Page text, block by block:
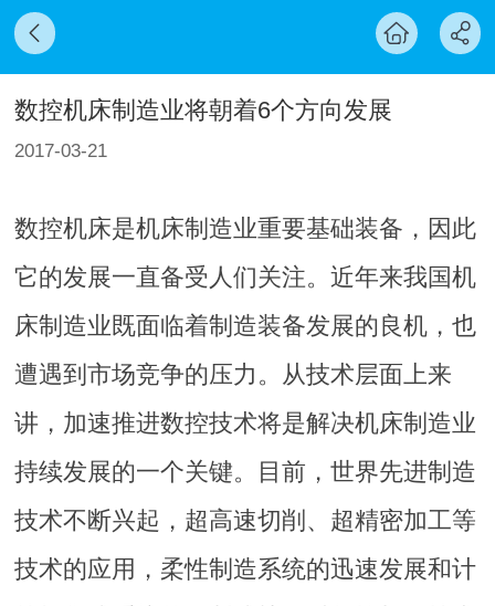
数控机床制造业将朝着6个方向发展
2017-03-21
数控机床是机床制造业重要基础装备，因此
它的发展一直备受人们关注。近年来我国机
床制造业既面临着制造装备发展的良机，也
遭遇到市场竞争的压力。从技术层面上来
讲，加速推进数控技术将是解决机床制造业
持续发展的一个关键。目前，世界先进制造
技术不断兴起，超高速切削、超精密加工等
技术的应用，柔性制造系统的迅速发展和计